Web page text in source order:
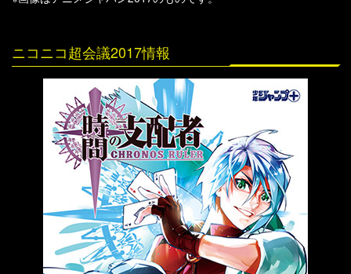
ニコニコ超会議2017情報